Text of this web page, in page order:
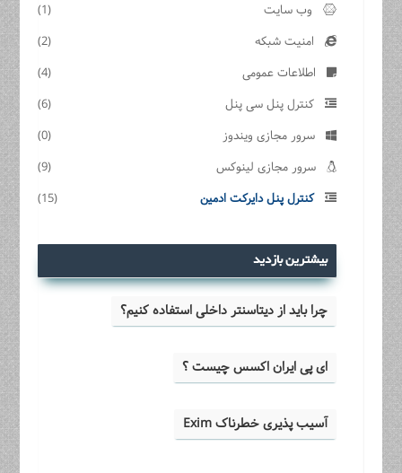
وب سایت
(1)
امنیت شبکه
(2)
اطلاعات عمومی
(4)
کنترل پنل سی پنل
(6)
سرور مجازی ویندوز
(0)
سرور مجازی لینوکس
(9)
کنترل پنل دایرکت ادمین
(15)
بیشترین بازدید
چرا باید از دیتاسنتر داخلی استفاده کنیم؟
ای پی ایران اکسس چیست ؟
آسیب پذیری خطرناک Exim